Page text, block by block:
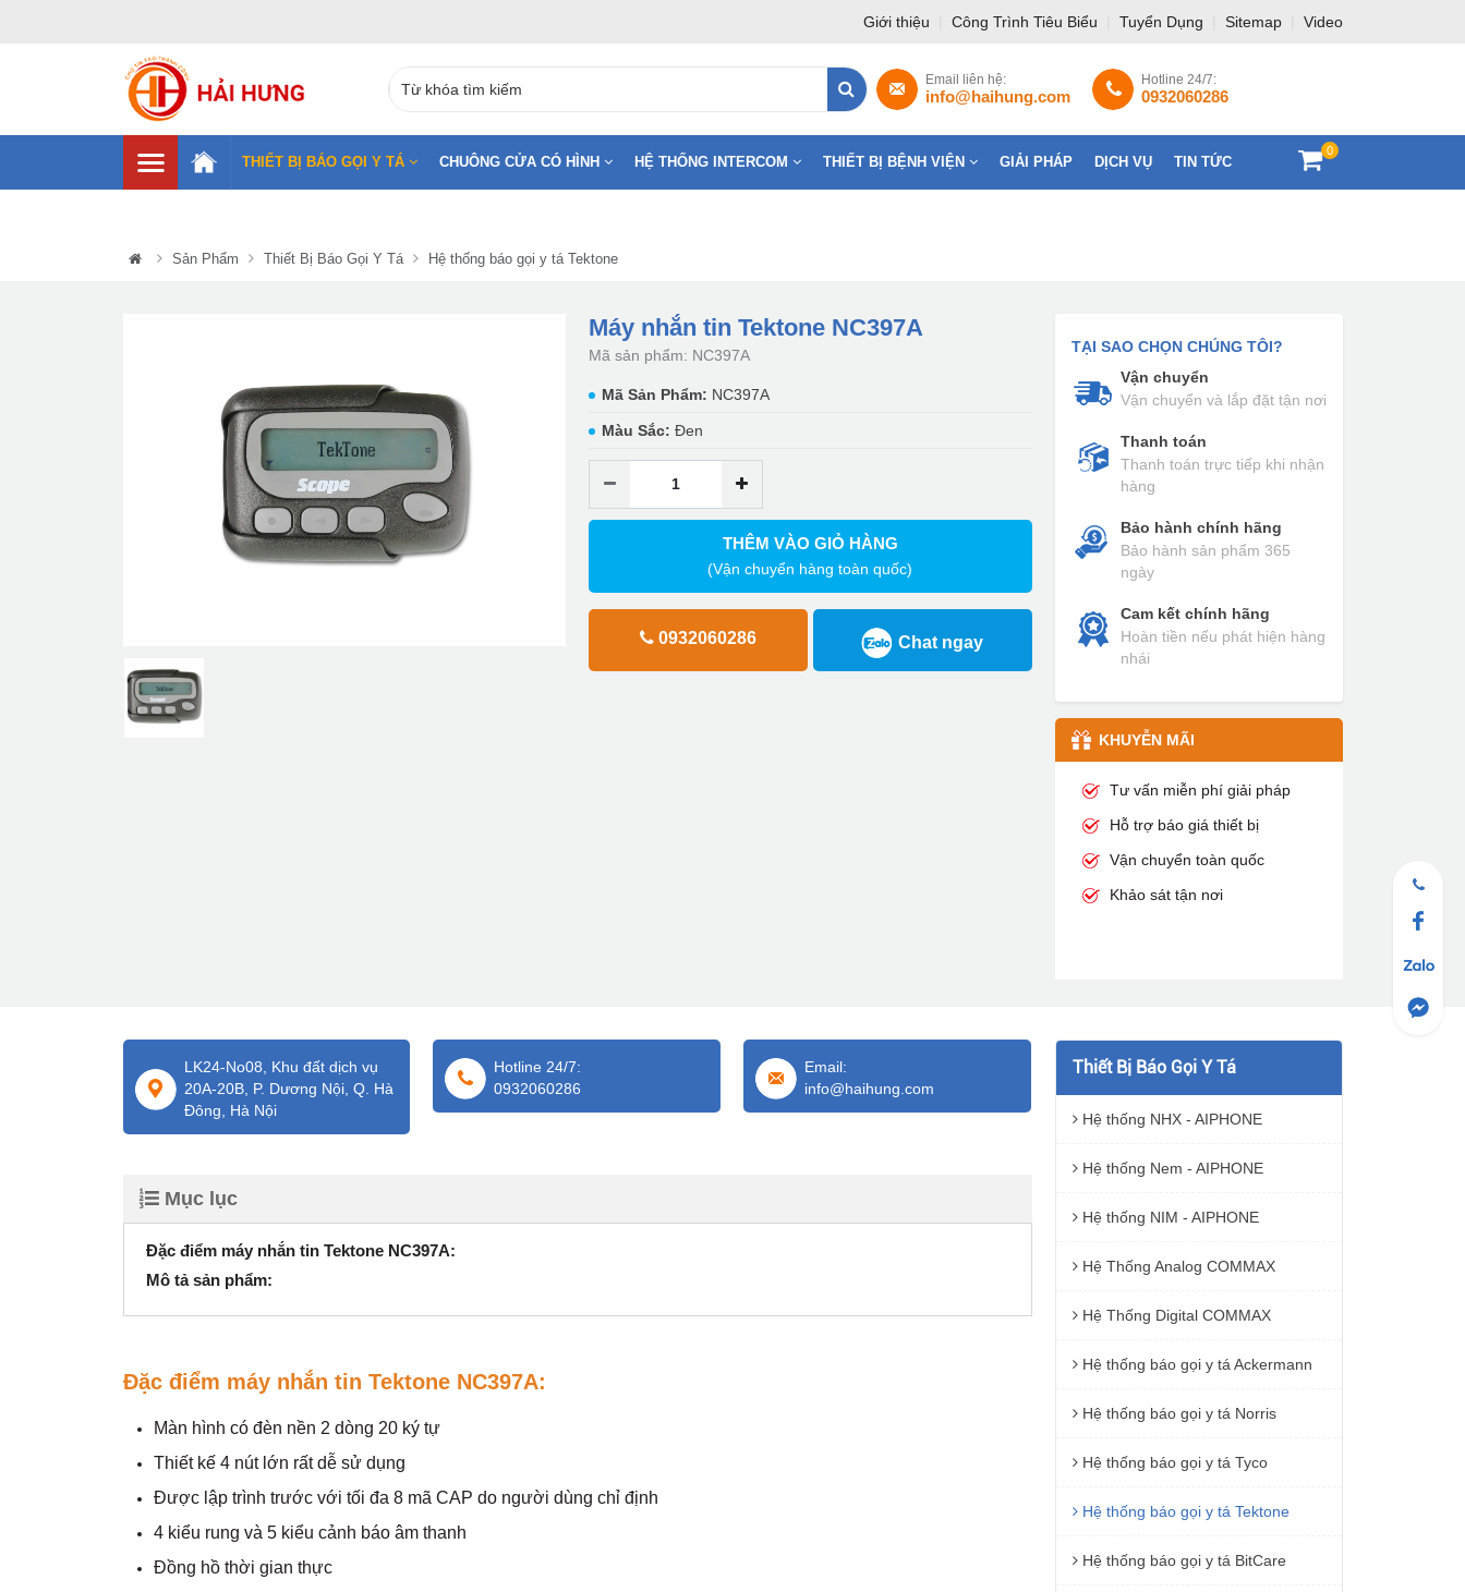
Giới thiệu Công Trình Tiêu Biểu Tuyển Dụng Sitemap Video
Hotline 24/7:
0932060286
Email liên hệ:
info@haihung.com
0
THIẾT BỊ BÁO GỌI Y TÁ CHUÔNG CỬA CÓ HÌNH HỆ THỐNG INTERCOM THIẾT BỊ BỆNH VIỆN GIẢI PHÁP DỊCH VỤ TIN TỨC
Sản Phẩm Thiết Bị Báo Gọi Y Tá Hệ thống báo gọi y tá Tektone
Máy nhắn tin Tektone NC397A
Mã sản phẩm: NC397A
Mã Sản Phẩm: NC397A
Màu Sắc: Đen
THÊM VÀO GIỎ HÀNG
(Vận chuyển hàng toàn quốc)
0932060286 Chat ngay
TẠI SAO CHỌN CHÚNG TÔI?
Vận chuyển
Vận chuyển và lắp đặt tận nơi
Thanh toán
Thanh toán trực tiếp khi nhận
hàng
Bảo hành chính hãng
Bảo hành sản phẩm 365
ngày
Cam kết chính hãng
Hoàn tiền nếu phát hiện hàng
nhái
KHUYỄN MÃI
Tư vấn miễn phí giải pháp
Hỗ trợ báo giá thiết bị
Vận chuyển toàn quốc
Khảo sát tận nơi
LK24-No08, Khu đất dịch vụ
20A-20B, P. Dương Nội, Q. Hà
Đông, Hà Nội
Hotline 24/7:
0932060286
Email:
info@haihung.com
Mục lục
Đặc điểm máy nhắn tin Tektone NC397A:
Mô tả sản phẩm:
Đặc điểm máy nhắn tin Tektone NC397A:
Màn hình có đèn nền 2 dòng 20 ký tự
Thiết kế 4 nút lớn rất dễ sử dụng
Được lập trình trước với tối đa 8 mã CAP do người dùng chỉ định
4 kiểu rung và 5 kiểu cảnh báo âm thanh
Đồng hồ thời gian thực
Thiết Bị Báo Gọi Y Tá
Hệ thống NHX - AIPHONE
Hệ thống Nem - AIPHONE
Hệ thống NIM - AIPHONE
Hệ Thống Analog COMMAX
Hệ Thống Digital COMMAX
Hệ thống báo gọi y tá Ackermann
Hệ thống báo gọi y tá Norris
Hệ thống báo gọi y tá Tyco
Hệ thống báo gọi y tá Tektone
Hệ thống báo gọi y tá BitCare